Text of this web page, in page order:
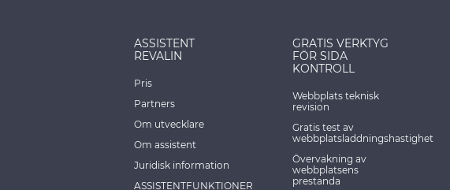
ASSISTENT
REVALIN
Pris
Partners
Om utvecklare
Om assistent
Juridisk information
ASSISTENTFUNKTIONER
GRATIS VERKTYG
FÖR SIDA
KONTROLL
Webbplats teknisk
revision
Gratis test av
webbplatsladdningshastighet
Övervakning av
webbplatsens
prestanda